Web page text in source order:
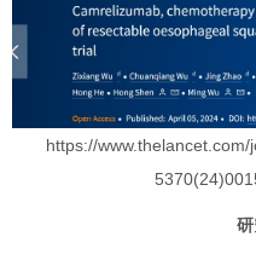
https://